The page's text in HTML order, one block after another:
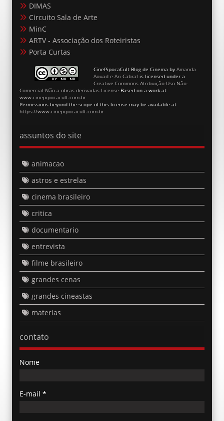
DIMAS
Circuito Sala de Arte
MinC
ARTV - Associação dos Roteiristas
Porta Curtas
CinePipocaCult Blog de Cinema by Amanda
Aouad e Ari Cabral is licensed under a
Creative Commons Atribuição-Uso Não-
Comercial-Não a obras derivadas License Based on a work at
www.cinepipocacult.com.br
Permissions beyond the scope of this license may be available at
https://www.cinepipocacult.com.br
assuntos do site
animacao
astros e estrelas
cinema brasileiro
critica
documentario
entrevista
filme brasileiro
grandes cenas
grandes cineastas
materias
contato
Nome
E-mail *